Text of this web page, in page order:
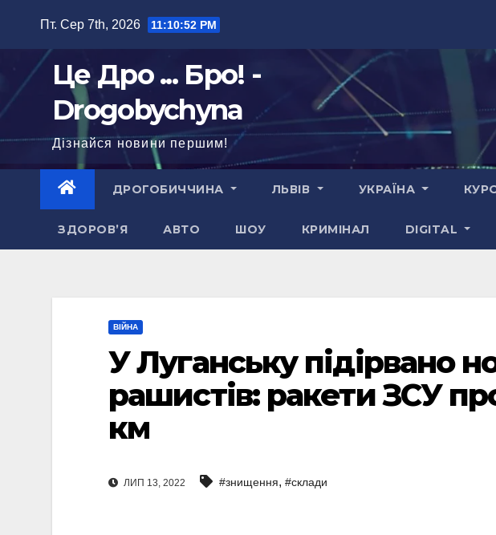
Пт. Сер 7th, 2026 11:10:53 PM
Це Дро ... Бро! -
Drogobychyna
Дізнайся новини першим!
ДРОГОБИЧЧИНА ЛЬВІВ УКРАЇНА
ЗДОРОВ’Я АВТО ШОУ КРИМІНАЛ DIGITAL
ВІЙНА
У Луганську підірвано
рашистів: ракети ЗСУ
км
ЛИП 13, 2022 #знищення, #склади